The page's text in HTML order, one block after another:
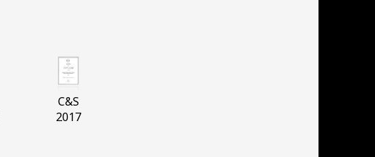
C&S
2017